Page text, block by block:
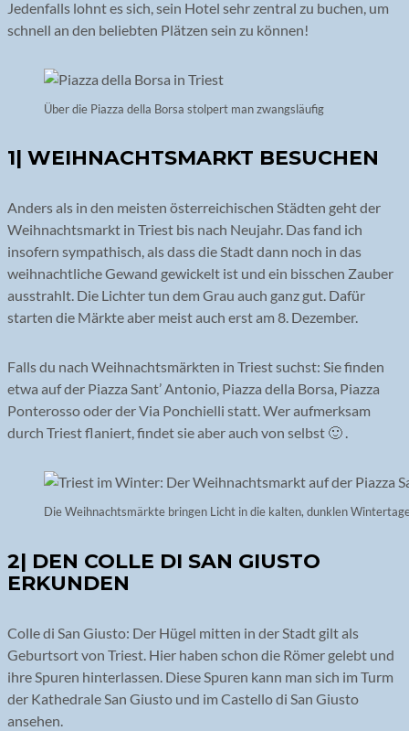
Jedenfalls lohnt es sich, sein Hotel sehr zentral zu buchen, um
schnell an den beliebten Plätzen sein zu können!
Über die Piazza della Borsa stolpert man zwangsläufig
1| WEIHNACHTSMARKT BESUCHEN
Anders als in den meisten österreichischen Städten geht der
Weihnachtsmarkt in Triest bis nach Neujahr. Das fand ich
insofern sympathisch, als dass die Stadt dann noch in das
weihnachtliche Gewand gewickelt ist und ein bisschen Zauber
ausstrahlt. Die Lichter tun dem Grau auch ganz gut. Dafür
starten die Märkte aber meist auch erst am 8. Dezember.
Falls du nach Weihnachtsmärkten in Triest suchst: Sie finden
etwa auf der Piazza Sant’ Antonio, Piazza della Borsa, Piazza
Ponterosso oder der Via Ponchielli statt. Wer aufmerksam
durch Triest flaniert, findet sie aber auch von selbst 🙂 .
Die Weihnachtsmärkte bringen Licht in die kalten, dunklen
2| DEN COLLE DI SAN GIUSTO
ERKUNDEN
Colle di San Giusto: Der Hügel mitten in der Stadt gilt als
Geburtsort von Triest. Hier haben schon die Römer gelebt und
ihre Spuren hinterlassen. Diese Spuren kann man sich im Turm
der Kathedrale San Giusto und im Castello di San Giusto
ansehen.